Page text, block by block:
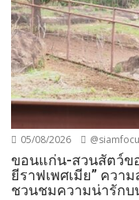
05/08/2026
ขอนแก่น-สวนสัตว์ข
ยีราฟเพศเมีย” ควา
ชวนชมความน่ารักบ